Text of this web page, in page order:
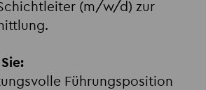
(m/w/d) zur
Führungsposition